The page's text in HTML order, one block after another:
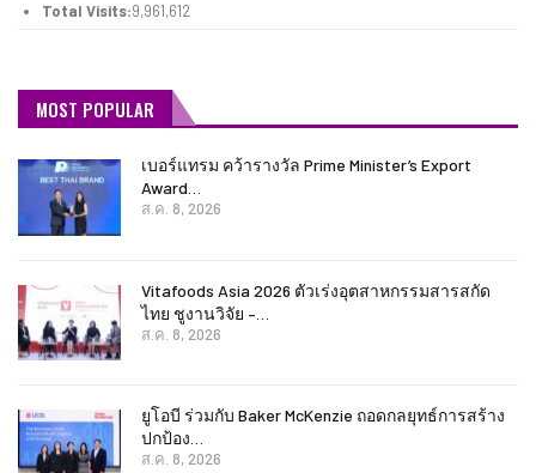
Total Visits:9,961,612
MOST POPULAR
เบอร์แทรม คว้ารางวัล Prime Minister’s Export
Award…
ส.ค. 8, 2026
Vitafoods Asia 2026 ตัวเร่งอุตสาหกรรมสารสกัด
ไทย ชูงานวิจัย –…
ส.ค. 8, 2026
ยูโอบี ร่วมกับ Baker McKenzie ถอดกลยุทธ์การสร้าง
ปกป้อง…
ส.ค. 8, 2026